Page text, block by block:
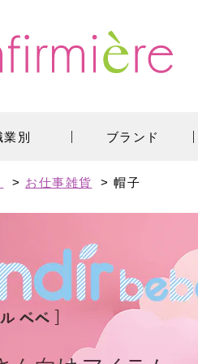
業別 ブランド
> お仕事雑貨 > 帽子